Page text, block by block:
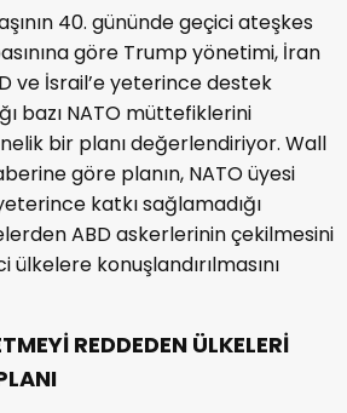
40. gününde geçici ateşkes
göre Trump yönetimi, İran
ve İsrail’e yeterince destek
bazı NATO müttefiklerini
bir planı değerlendiriyor. Wall
göre planın, NATO üyesi
katkı sağlamadığı
ABD askerlerinin çekilmesini
konuşlandırılmasını
REDDEDEN ÜLKELERİ